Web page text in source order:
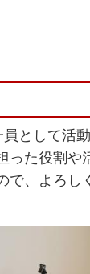
として活
った役割や
で、よろし